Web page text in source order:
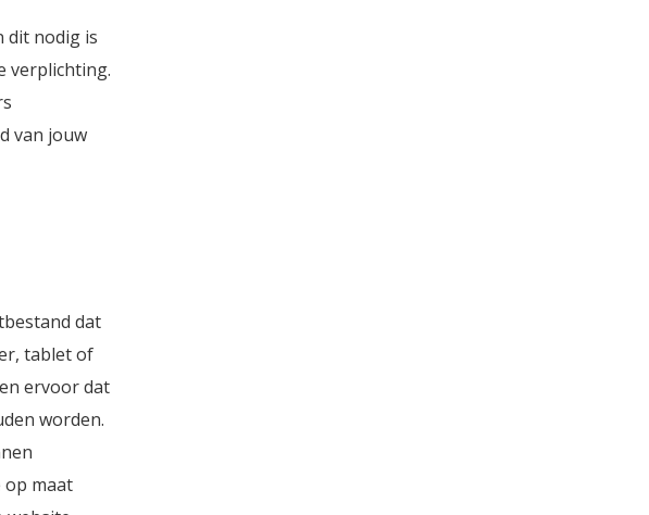
dit nodig is
verplichting.
van jouw
dat
tablet of
ervoor dat
worden.
op maat